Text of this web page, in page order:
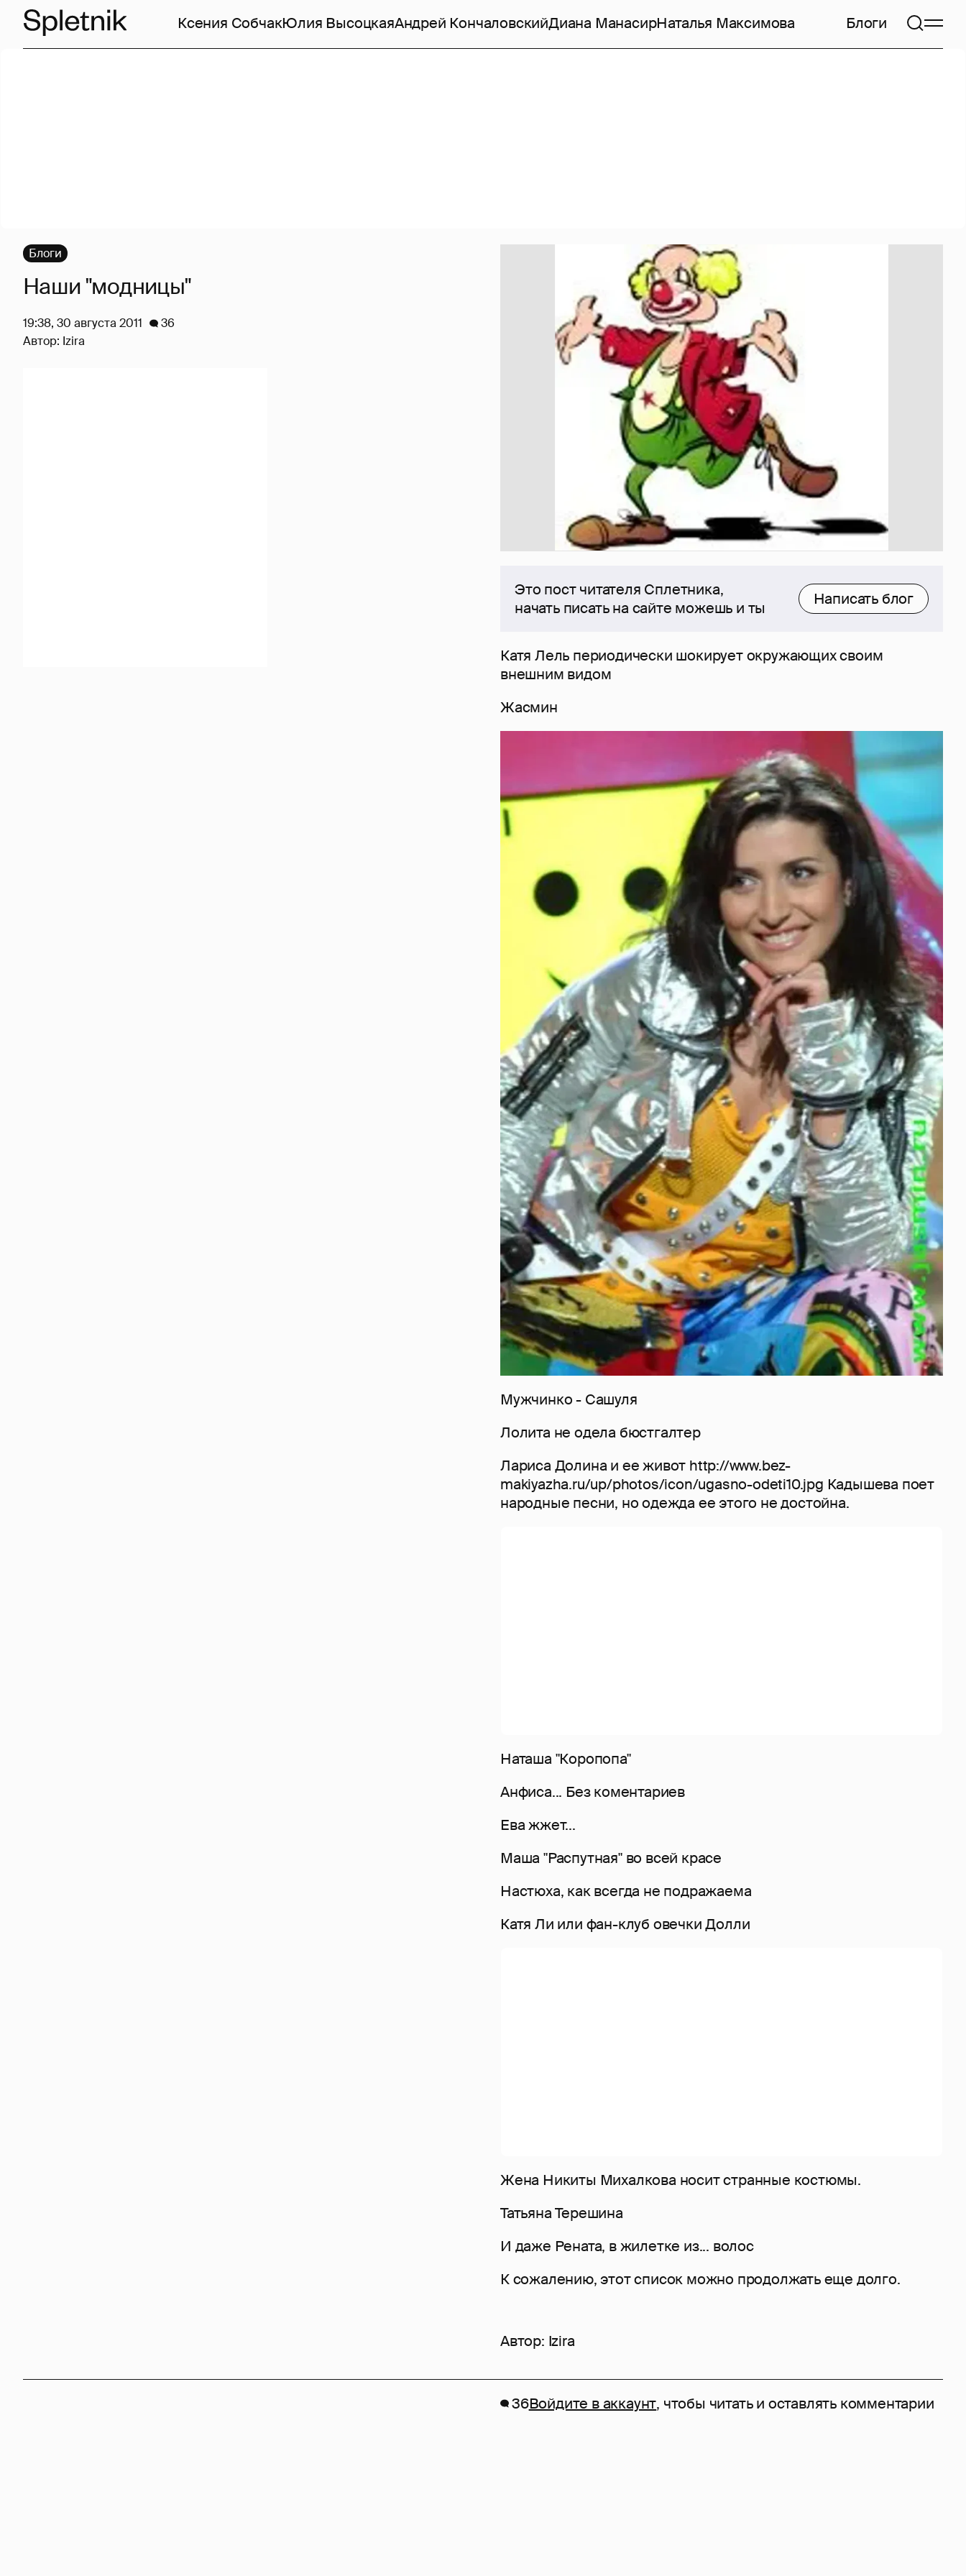
Ксения СобчакЮлия ВысоцкаяАндрей КончаловскийДиана МанасирНаталья Максимова Блоги
Это пост читателя Сплетника,
начать писать на сайте можешь и ты
Написать блог
Катя Лель периодически шокирует окружающих своим
внешним видом
Жасмин
Мужчинко - Сашуля
Лолита не одела бюстгалтер
Лариса Долина и ее живот http://www.bez-
makiyazha.ru/up/photos/icon/ugasno-odeti10.jpg Кадышева поет
народные песни, но одежда ее этого не достойна.
Наташа "Коропопа"
Анфиса... Без коментариев
Ева жжет...
Маша "Распутная" во всей красе
Настюха, как всегда не подражаема
Катя Ли или фан-клуб овечки Долли
Жена Никиты Михалкова носит странные костюмы.
Татьяна Терешина
И даже Рената, в жилетке из... волос
К сожалению, этот список можно продолжать еще долго.
Автор: Izira
Блоги
Наши "модницы"
19:38, 30 августа 2011
36
Автор: Izira
36Войдите в аккаунт, чтобы читать и оставлять комментарии